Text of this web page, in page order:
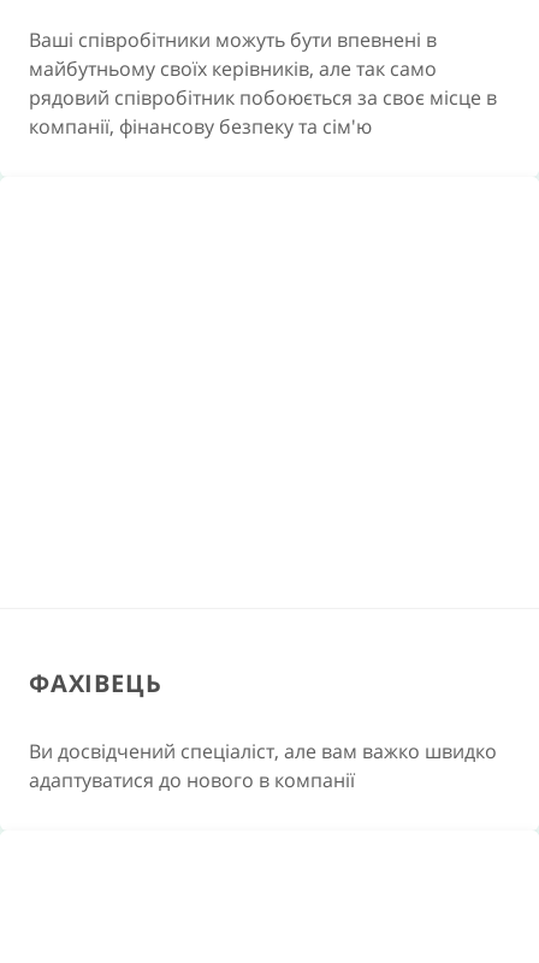
Ваші співробітники можуть бути впевнені в
майбутньому своїх керівників, але так само
рядовий співробітник побоюється за своє місце в
компанії, фінансову безпеку та сім'ю
ФАХІВЕЦЬ
Ви досвідчений спеціаліст, але вам важко швидко
адаптуватися до нового в компанії